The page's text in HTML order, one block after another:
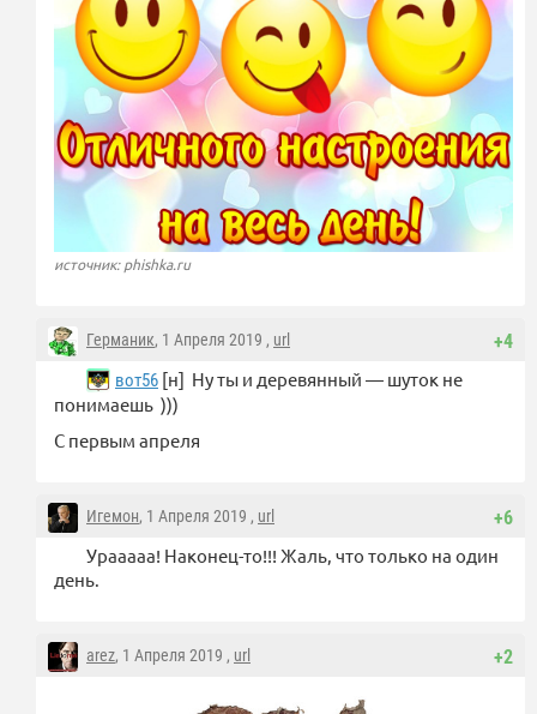
источник: phishka.ru
+4
Германик, 1 Апреля 2019 , url
вот56 [н] Ну ты и деревянный — шуток не
понимаешь )))
С первым апреля
+6
Игемон, 1 Апреля 2019 , url
Урааааа! Наконец-то!!! Жаль, что только на один
день.
+2
arez, 1 Апреля 2019 , url